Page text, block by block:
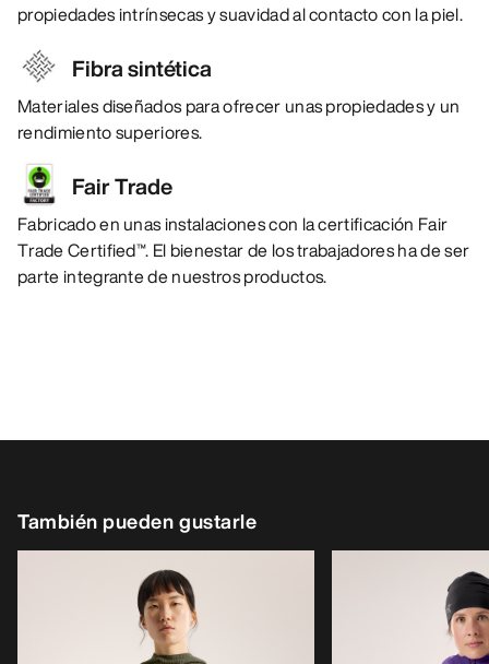
propiedades intrínsecas y suavidad al contacto con la piel.
Fibra sintética
Materiales diseñados para ofrecer unas propiedades y un
rendimiento superiores.
Fair Trade
Fabricado en unas instalaciones con la certificación Fair
Trade Certified™. El bienestar de los trabajadores ha de ser
parte integrante de nuestros productos.
También pueden gustarle